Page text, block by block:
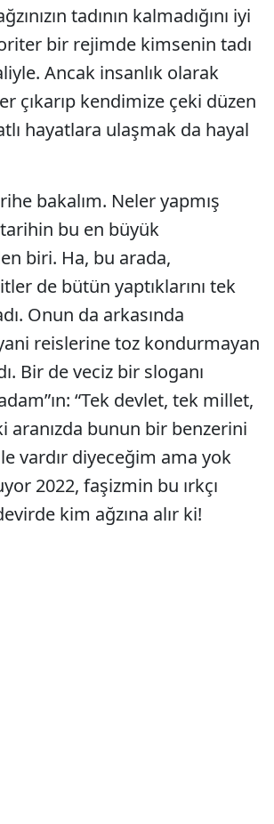
tadının kalmadığını iyi
bir rejimde kimsenin tadı
Ancak insanlık olarak
çıkarıp kendimize çeki düzen
hayatlara ulaşmak da hayal
bakalım. Neler yapmış
tarihin bu en büyük
biri. Ha, bu arada,
de bütün yaptıklarını tek
Onun da arkasında
reislerine toz kondurmayan
Bir de veciz bir sloganı
“Tek devlet, tek millet,
aranızda bunun bir benzerini
vardır diyeceğim ama yok
2022, faşizmin bu ırkçı
kim ağzına alır ki!